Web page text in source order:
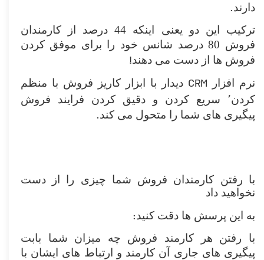
دارند.
ترکیب این دو یعنی اینکه 44 درصد از کارمندان
فروش 80 درصد شانس خود را برای موفق کردن
فروش ها از دست می دهند!
نرم افزار CRM دیدار با ابزار کاریز فروش با منظم
کردن٬ سریع کردن و دقیق کردن فرایند فروش
پیگیری های شما را متحول می کند.
با رفتن کارمندان فروش شما چیزی را از دست
نخواهید داد
به این پرسش ها دقت کنید:
با رفتن هر کارمند فروش چه میزان شما بابت
پیگیری های جاری آن کارمند و ارتباط های ایشان با